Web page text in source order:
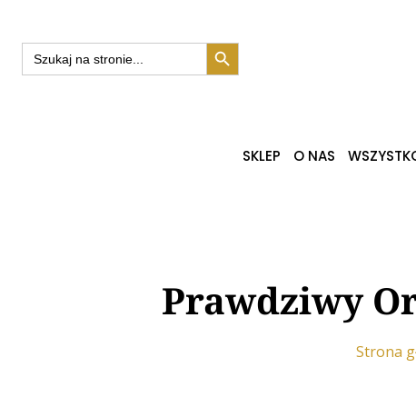
Search
for:
Search Button
SKLEP O NAS
Prawdziwy
Strona